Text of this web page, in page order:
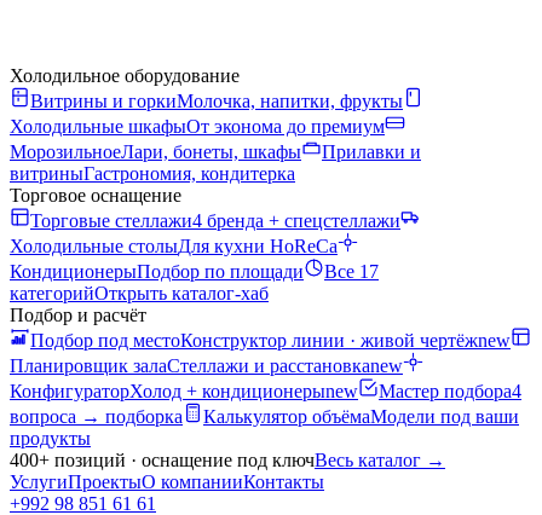
Холодильное оборудование
Витрины и горкиМолочка, напитки, фрукты
Холодильные шкафыОт эконома до премиум
МорозильноеЛари, бонеты, шкафы
Прилавки и
витриныГастрономия, кондитерка
Торговое оснащение
Торговые стеллажи4 бренда + спецстеллажи
Холодильные столыДля кухни HoReCa
КондиционерыПодбор по площади
Все 17
категорийОткрыть каталог-хаб
Подбор и расчёт
Подбор под местоКонструктор линии · живой чертёжnew
Планировщик залаСтеллажи и расстановкаnew
КонфигураторХолод + кондиционерыnew Мастер подбора4
вопроса → подборка
Калькулятор объёмаМодели под ваши
продукты
400+ позиций · оснащение под ключВесь каталог →
УслугиПроектыО компанииКонтакты
+992 98 851 61 61